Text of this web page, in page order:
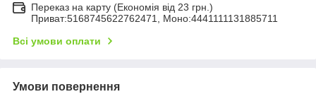
Переказ на карту (Економія від 23 грн.)
Приват:5168745622762471, Моно:4441111131885711
Всі умови оплати
Умови повернення